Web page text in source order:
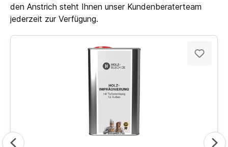
den Anstrich steht Ihnen unser Kundenberaterteam
jederzeit zur Verfügung.